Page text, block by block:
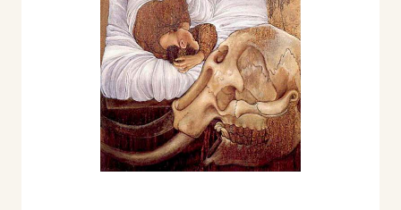
Roberto Tassi, 1973
La figura come simbolo
[…] Gioxe De Micheli è uno di quei giovani rari
che perseguono con lavoro assiduo e puntiglioso
l’obbiettivo di provocare la definizione della
propria personalità. Protagonista della pittura di